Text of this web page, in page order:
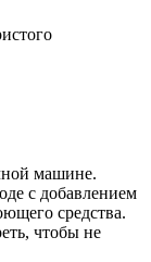
машине.
с добавлением
средства.
чтобы не